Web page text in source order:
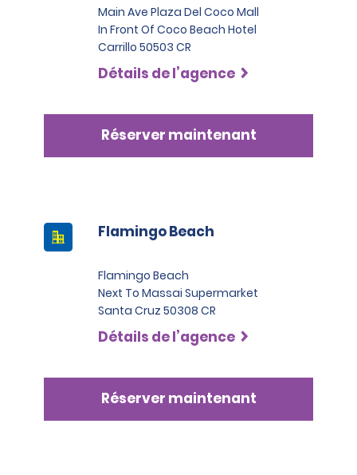
Main Ave Plaza Del Coco Mall
In Front Of Coco Beach Hotel
Carrillo 50503 CR
Détails de l’agence
Réserver maintenant
Flamingo Beach
Flamingo Beach
Next To Massai Supermarket
Santa Cruz 50308 CR
Détails de l’agence
Réserver maintenant